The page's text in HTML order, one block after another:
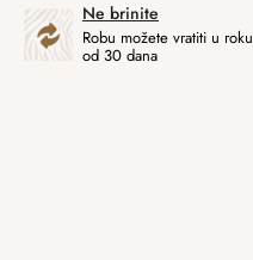
Ne brinite
Robu možete vratiti u roku
od 30 dana